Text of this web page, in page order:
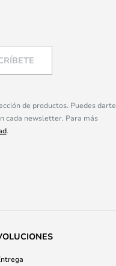
de productos. Puedes darte
cada newsletter. Para más
.